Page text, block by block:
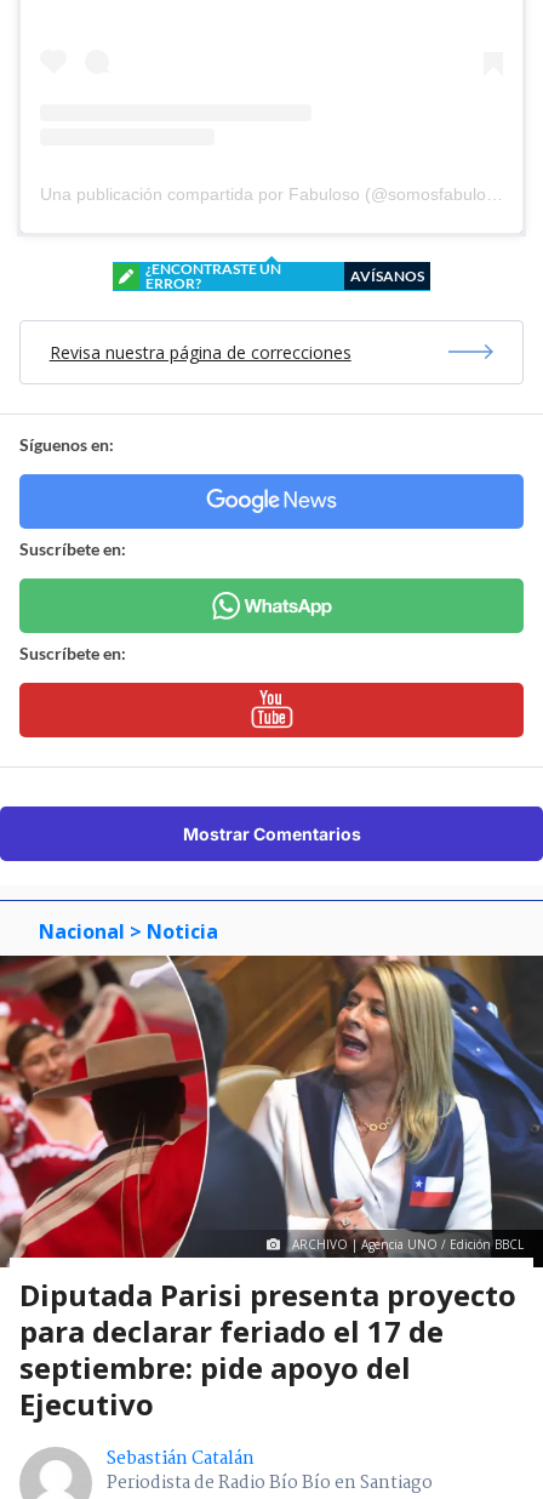
¿ENCONTRASTE UN
ERROR?
AVÍSANOS
Revisa nuestra página de correcciones
Síguenos en:
Suscríbete en:
Suscríbete en:
Mostrar Comentarios
Nacional > Noticia
ARCHIVO | Agencia UNO / Edición BBCL
Diputada Parisi presenta proyecto
para declarar feriado el 17 de
septiembre: pide apoyo del
Ejecutivo
Sebastián Catalán
Periodista de Radio Bío Bío en Santiago